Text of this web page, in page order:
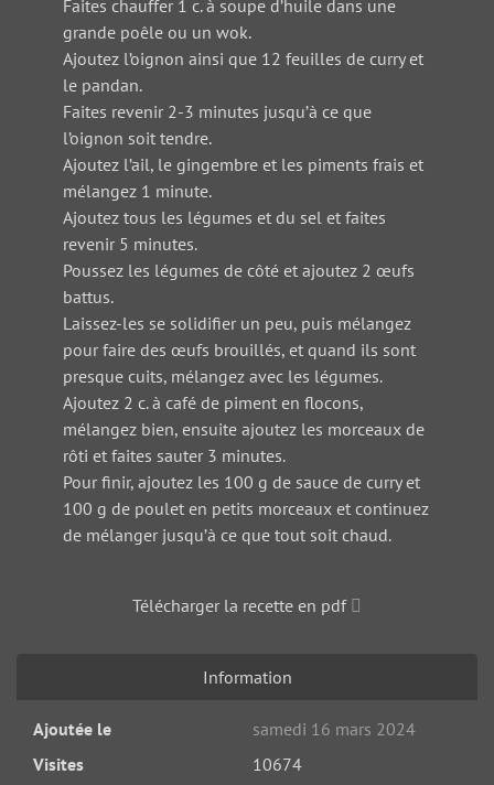
Faites chauffer 1 c. à soupe d’huile dans une
grande poêle ou un wok.
Ajoutez l’oignon ainsi que 12 feuilles de curry et
le pandan.
Faites revenir 2-3 minutes jusqu’à ce que
l’oignon soit tendre.
Ajoutez l’ail, le gingembre et les piments frais et
mélangez 1 minute.
Ajoutez tous les légumes et du sel et faites
revenir 5 minutes.
Poussez les légumes de côté et ajoutez 2 œufs
battus.
Laissez-les se solidifier un peu, puis mélangez
pour faire des œufs brouillés, et quand ils sont
presque cuits, mélangez avec les légumes.
Ajoutez 2 c. à café de piment en flocons,
mélangez bien, ensuite ajoutez les morceaux de
rôti et faites sauter 3 minutes.
Pour finir, ajoutez les 100 g de sauce de curry et
100 g de poulet en petits morceaux et continuez
de mélanger jusqu’à ce que tout soit chaud.
Télécharger la recette en pdf
Information
Ajoutée le
samedi 16 mars 2024
Visites
10674